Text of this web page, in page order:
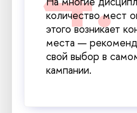
количество мест
этого возникает
места —
свой выбор в
кампании.